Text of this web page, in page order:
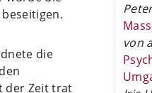
die
der Zeit trat
von